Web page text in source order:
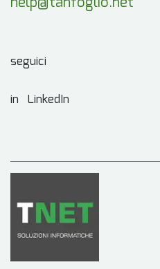
seguici
in LinkedIn